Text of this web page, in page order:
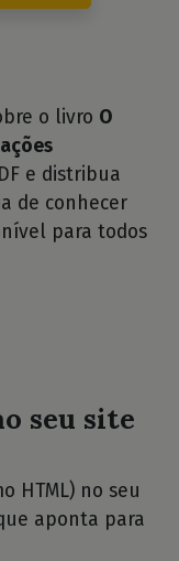
o livro O
e distribua
de conhecer
para todos
seu site
HTML) no seu
aponta para